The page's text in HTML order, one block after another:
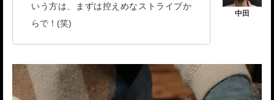
いう方は、まずは控えめなストライプか
らで！(笑)